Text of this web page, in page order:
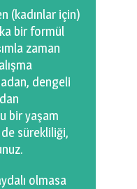
(kadınlar için)
bir formül
zaman
dengeli
bir yaşam
sürekliliği,
olmasa